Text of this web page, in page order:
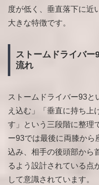
度が低く、垂直落下に近
大きな特徴です。
ストームドライバー
流れ
ストームドライバー93と
え込む」「垂直に持ち上
す」という三段階に整理
ー93では最後に両膝から
込み、相手の後頭部から
るよう設計されている点
して意識されています。